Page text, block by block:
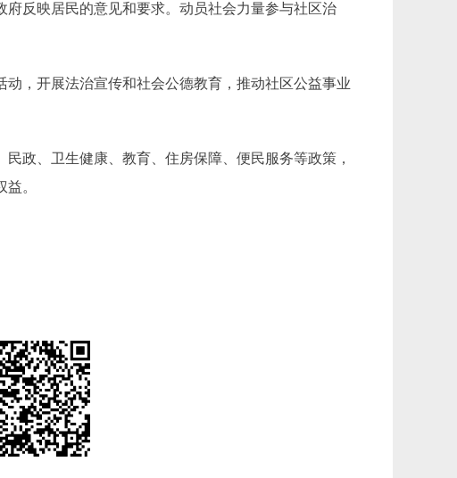
府反映居民的意见和要求。动员社会力量参与社区治
动，开展法治宣传和社会公德教育，推动社区公益事业
民政、卫生健康、教育、住房保障、便民服务等政策，
。